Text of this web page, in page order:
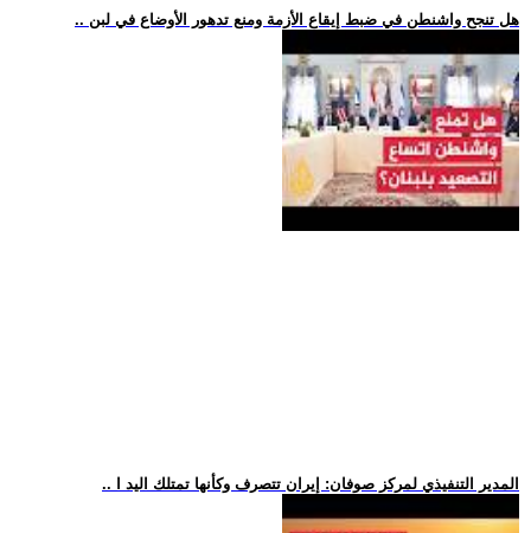
.. هل تنجح واشنطن في ضبط إيقاع الأزمة ومنع تدهور الأوضاع في لبن
.. المدير التنفيذي لمركز صوفان: إيران تتصرف وكأنها تمتلك اليد ا